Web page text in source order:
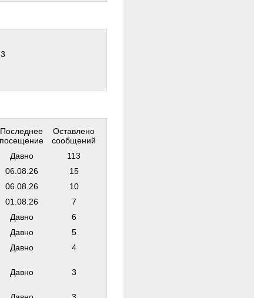
Последнее
посещение
Оставлено
сообщений
Давно
113
06.08.26
15
06.08.26
10
01.08.26
7
Давно
6
Давно
5
Давно 4
Давно 3